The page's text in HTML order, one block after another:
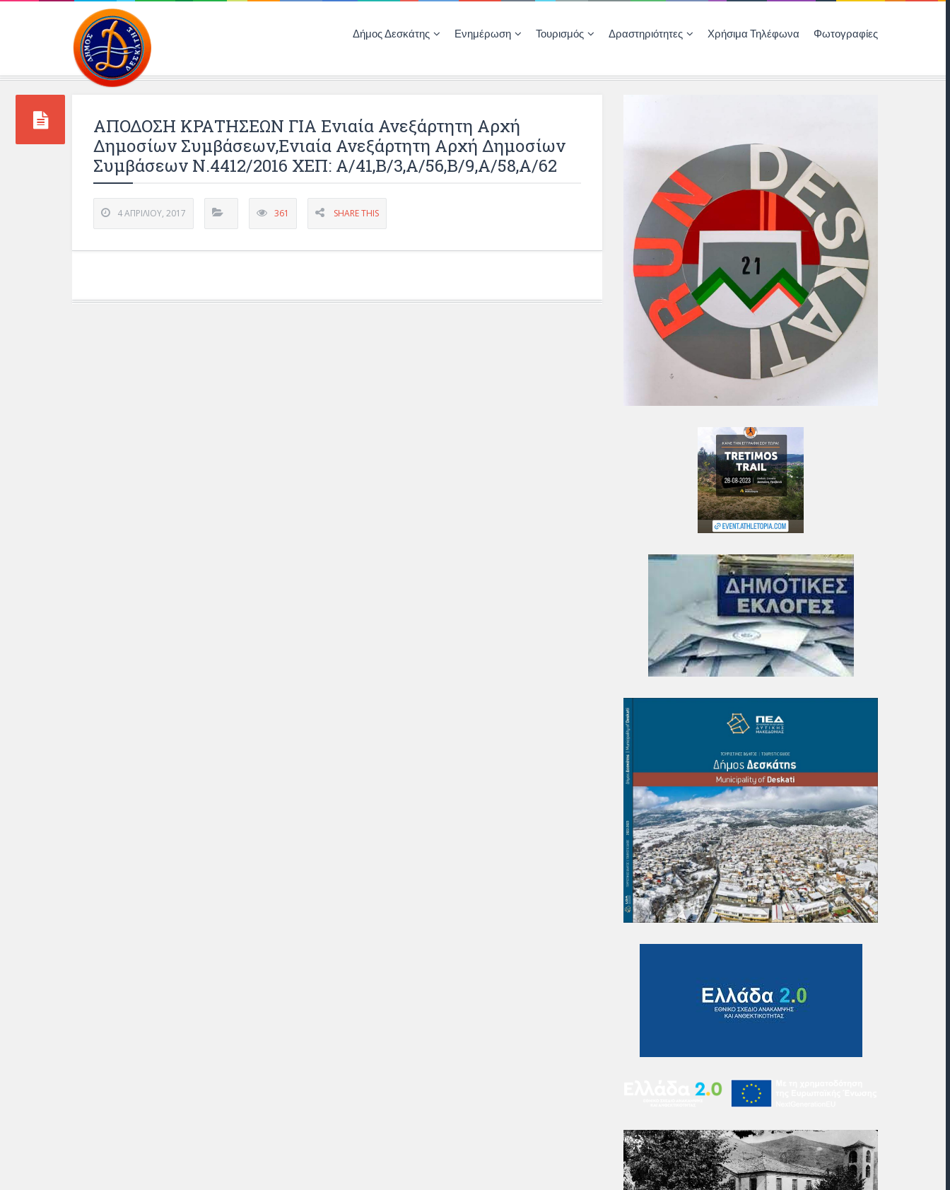
Δήμος Δεσκάτης Ενημέρωση Τουρισμός Δραστηριότητες Χρήσιμα Τηλέφωνα Φωτογραφίες
ΑΠΟΔΟΣΗ ΚΡΑΤΗΣΕΩΝ ΓΙΑ Ενιαία Ανεξάρτητη Αρχή
Δημοσίων Συμβάσεων,Ενιαία Ανεξάρτητη Αρχή Δημοσίων
Συμβάσεων Ν.4412/2016 ΧΕΠ: Α/41,Β/3,Α/56,Β/9,Α/58,Α/62
4 ΑΠΡΙΛΊΟΥ, 2017 361 SHARE THIS